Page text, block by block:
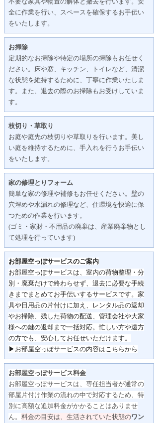
全に作業を行い、スペースを確保するお手伝い
をいたします。
お掃除
定期的なお掃除や特定の場所の掃除もお任せく
ださい。床や窓、キッチン、トイレなど、清潔
な状態を維持するために、丁寧に作業いたしま
す。また、退去の際のお掃除もお受けしていま
す。
枝切り・草取り
お庭や庭先の枝切りや草取りを行います。美し
い庭を維持するために、手入れを行うお手伝い
をいたします。
家の修理とりフォーム
簡単な家の修理や補修もお任せください。壁の
穴埋めや水漏れの修理など、住環境を快適に保
つための作業を行います。
(ゴミ・家財・不用品の廃棄は、産業廃棄物とし
て処理を行っています)
お部屋空っぽサービスのご案内
お部屋空っぽサービスは、室内の荷物整理・分
別・ 廃棄だけで終わらせず、 退去に必要な手続
きまでまとめてお手伝いするサービスです。 家
具や日用品の片付けに加え、レンタル品の返却
やお掃除、 残した荷物の配送、管理会社や大家
様への鍵の返却まで一括対応。忙しい方や遠方
の方でも、安心してお任せいただけます。
▶ お部屋空っぽサービスの内容はこちらから
お部屋空っぽサービス料金
お部屋空っぽサービスは、専任担当者が通常の
部屋片付け作業の流れの中で対応するため、特
別に高額な追加料金がかかることはありませ
ん。 料金の目安は、生活されていた状態のワン